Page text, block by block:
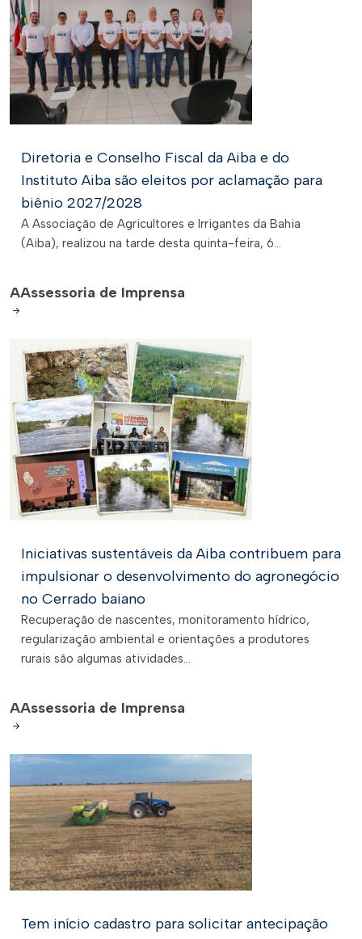
Diretoria e Conselho Fiscal da Aiba e do
Instituto Aiba são eleitos por aclamação para
biênio 2027/2028
A Associação de Agricultores e Irrigantes da Bahia
(Aiba), realizou na tarde desta quinta-feira, 6...
AAssessoria de Imprensa
Iniciativas sustentáveis da Aiba contribuem para
impulsionar o desenvolvimento do agronegócio
no Cerrado baiano
Recuperação de nascentes, monitoramento hídrico,
regularização ambiental e orientações a produtores
rurais são algumas atividades...
AAssessoria de Imprensa
Tem início cadastro para solicitar antecipação